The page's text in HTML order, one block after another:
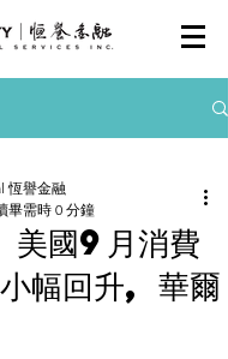
國9月消費
幅回升, 華爾
恆譽金融
畢需時 0 分鐘